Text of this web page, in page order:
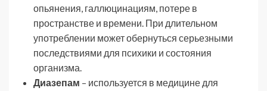
опьянения, галлюцинациям, потере в
пространстве и времени. При длительном
употреблении может обернуться серьезными
последствиями для психики и состояния
организма.
Диазепам – используется в медицине для